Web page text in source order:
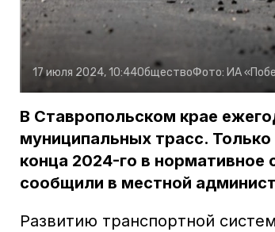
17 июля 2024, 10:44ОбществоФото: ИА
В Ставропольском крае
муниципальных трасс.
конца 2024-го в нормативное
сообщили в местной
Развитию транспортной